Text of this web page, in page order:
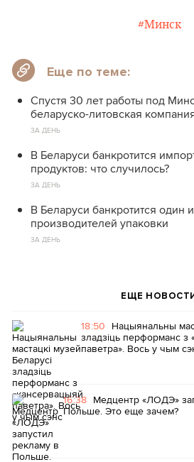
#Минск
Еще по теме:
Спустя 30 лет работы под
беларуско-литовская
ЗА ДЕНЬ
В Беларуси банкротится
продуктов: что случилось?
ЗА ДЕНЬ
В Беларуси банкротится один
производителей упаковки
ЗА ДЕНЬ
ЕЩЕ
18:50 Нацыянальны
зладзіць перформанс з
паветра». Вось у чым
16:38 Медцентр «ЛОДЭ»
Польше. Это еще зачем?